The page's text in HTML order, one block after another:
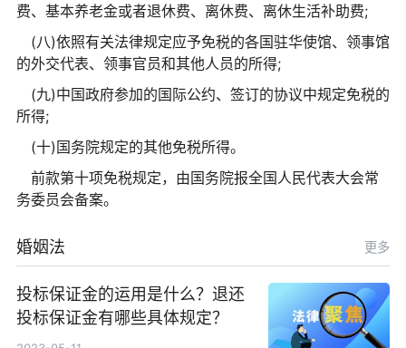
费、基本养老金或者退休费、离休费、离休生活补助费;
(八)依照有关法律规定应予免税的各国驻华使馆、领事馆
的外交代表、领事官员和其他人员的所得;
(九)中国政府参加的国际公约、签订的协议中规定免税的
所得;
(十)国务院规定的其他免税所得。
前款第十项免税规定，由国务院报全国人民代表大会常
务委员会备案。
婚姻法 更多
投标保证金的运用是什么？退还
投标保证金有哪些具体规定？